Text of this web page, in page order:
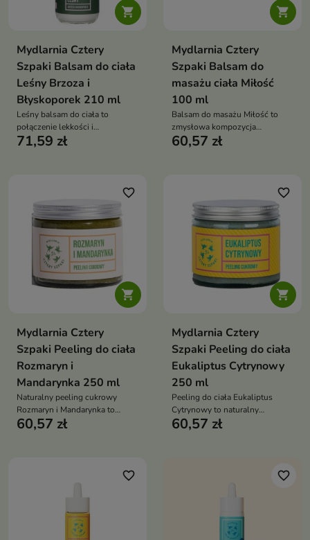

Mydlarnia Cztery
Szpaki Balsam do ciała
Leśny Brzoza i
Błyskoporek 210 ml
Leśny balsam do ciała to
połączenie lekkości i
intensywnej pielęgnacji
71,59 zł

Mydlarnia Cztery
Szpaki Balsam do
masażu ciała Miłość
100 ml
Balsam do masażu Miłość to
zmysłowa kompozycja
naturalnych olejów roślinnych,
60,57 zł

favorite_border
Mydlarnia Cztery
Szpaki Peeling do ciała
Rozmaryn i
Mandarynka 250 ml
Naturalny peeling cukrowy
Rozmaryn i Mandarynka to
doskonały sposób na
60,57 zł

favorite_border
Mydlarnia Cztery
Szpaki Peeling do ciała
Eukaliptus Cytrynowy
250 ml
Peeling do ciała Eukaliptus
Cytrynowy to naturalny
kosmetyk, który skutecznie
60,57 zł
favorite_border favorite_border